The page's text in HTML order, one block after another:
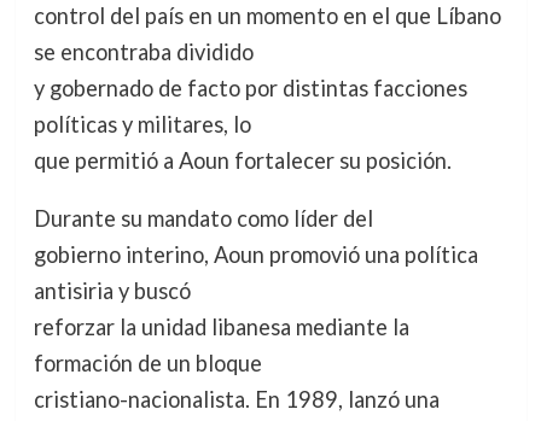
control del país en un momento en el que Líbano
se encontraba dividido
y gobernado de facto por distintas facciones
políticas y militares, lo
que permitió a Aoun fortalecer su posición.
Durante su mandato como líder del
gobierno interino, Aoun promovió una política
antisiria y buscó
reforzar la unidad libanesa mediante la
formación de un bloque
cristiano-nacionalista. En 1989, lanzó una